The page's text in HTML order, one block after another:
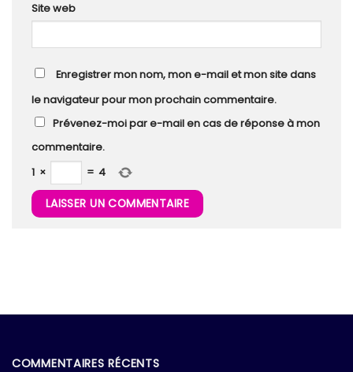
Site web
Enregistrer mon nom, mon e-mail et mon site dans
le navigateur pour mon prochain commentaire.
Prévenez-moi par e-mail en cas de réponse à mon
commentaire.
1 × = 4
COMMENTAIRES RÉCENTS